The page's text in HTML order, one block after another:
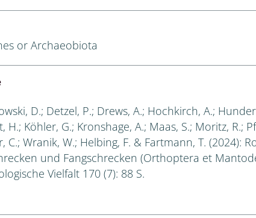
s.l.
Lyctidae,
or Archaeobiota
D.; Detzel, P.; Drews, A.; Hochkirch, A.;
H.; Köhler, G.; Kronshage, A.; Maas, S.; Moritz, R.;
C.; Wranik, W.; Helbing, F. & Fartmann, T. (2024):
und Fangschrecken (Orthoptera et
Vielfalt 170 (7): 88 S.